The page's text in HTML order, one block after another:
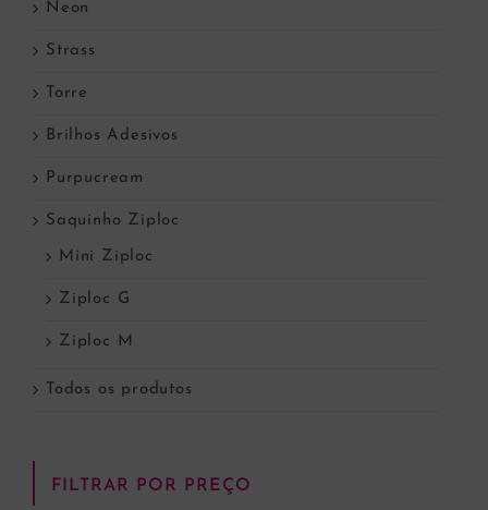
Neon
Strass
Torre
Brilhos Adesivos
Purpucream
Saquinho Ziploc
Mini Ziploc
Ziploc G
Ziploc M
Todos os produtos
FILTRAR POR PREÇO